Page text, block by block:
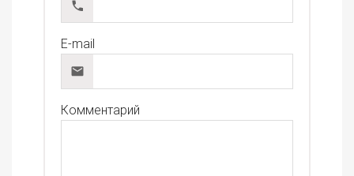
E-mail
Комментарий